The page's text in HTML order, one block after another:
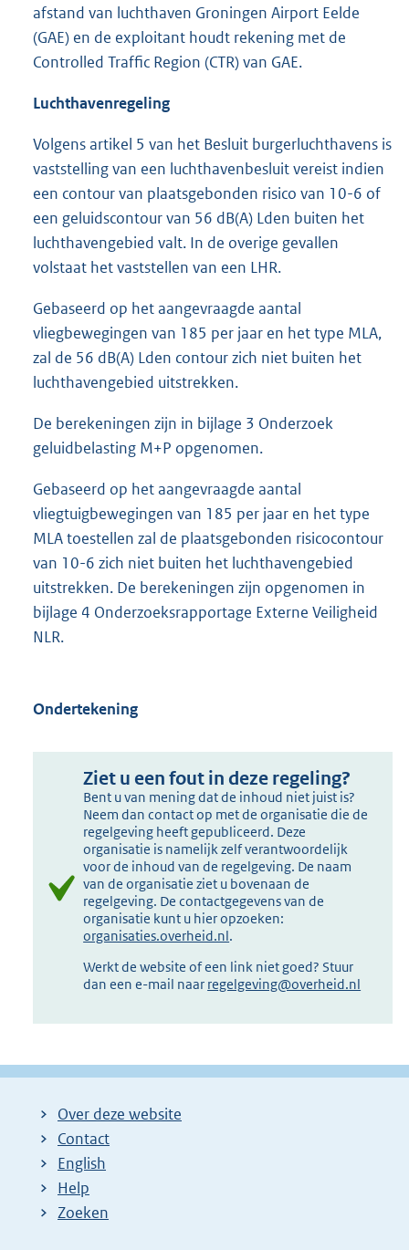
afstand van luchthaven Groningen Airport Eelde
(GAE) en de exploitant houdt rekening met de
Controlled Traffic Region (CTR) van GAE.
Luchthavenregeling
Volgens artikel 5 van het Besluit burgerluchthavens is
vaststelling van een luchthavenbesluit vereist indien
een contour van plaatsgebonden risico van 10-6 of
een geluidscontour van 56 dB(A) Lden buiten het
luchthavengebied valt. In de overige gevallen
volstaat het vaststellen van een LHR.
Gebaseerd op het aangevraagde aantal
vliegbewegingen van 185 per jaar en het type MLA,
zal de 56 dB(A) Lden contour zich niet buiten het
luchthavengebied uitstrekken.
De berekeningen zijn in bijlage 3 Onderzoek
geluidbelasting M+P opgenomen.
Gebaseerd op het aangevraagde aantal
vliegtuigbewegingen van 185 per jaar en het type
MLA toestellen zal de plaatsgebonden risicocontour
van 10-6 zich niet buiten het luchthavengebied
uitstrekken. De berekeningen zijn opgenomen in
bijlage 4 Onderzoeksrapportage Externe Veiligheid
NLR.
Ondertekening
Ziet u een fout in deze regeling?
Bent u van mening dat de inhoud niet juist is?
Neem dan contact op met de organisatie die de
regelgeving heeft gepubliceerd. Deze
organisatie is namelijk zelf verantwoordelijk
voor de inhoud van de regelgeving. De naam
van de organisatie ziet u bovenaan de
regelgeving. De contactgegevens van de
organisatie kunt u hier opzoeken:
organisaties.overheid.nl.
Werkt de website of een link niet goed? Stuur
dan een e-mail naar regelgeving@overheid.nl
Over deze website
Contact
English
Help
Zoeken